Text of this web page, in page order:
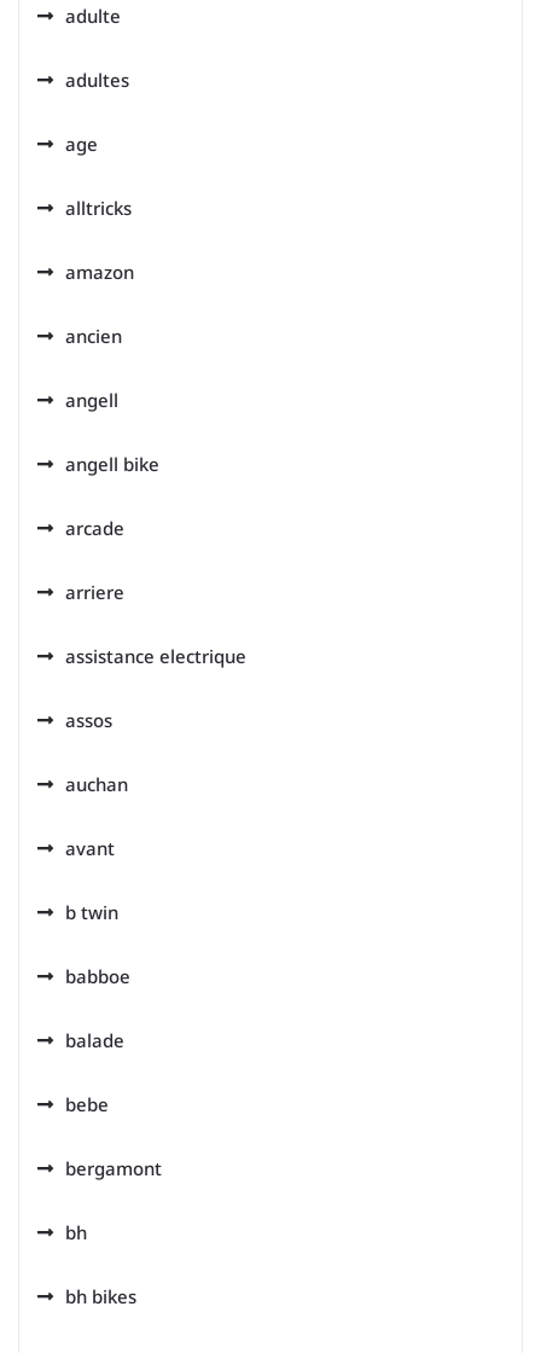
adulte
adultes
age
alltricks
amazon
ancien
angell
angell bike
arcade
arriere
assistance electrique
assos
auchan
avant
b twin
babboe
balade
bebe
bergamont
bh
bh bikes